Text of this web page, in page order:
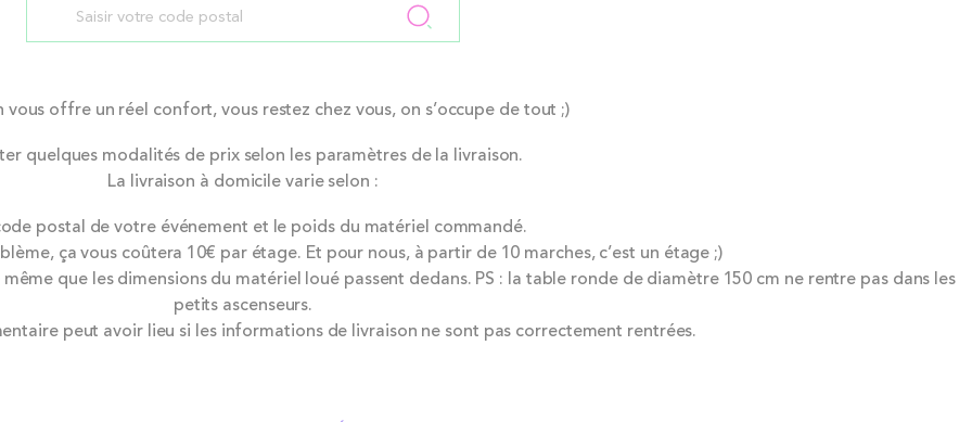
vous offre un réel confort, vous restez chez vous, on s’occupe de tout ;)
quelques modalités de prix selon les paramètres de la livraison.
La livraison à domicile varie selon :
postal de votre événement et le poids du matériel commandé.
ça vous coûtera 10€ par étage. Et pour nous, à partir de 10 marches, c’est un étage ;)
que les dimensions du matériel loué passent dedans. PS : la table ronde de diamètre 150 cm ne rentre pas dans les
petits ascenseurs.
peut avoir lieu si les informations de livraison ne sont pas correctement rentrées.